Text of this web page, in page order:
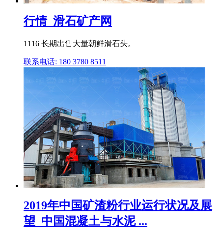
行情_滑石矿产网
1116 长期出售大量朝鲜滑石头。
联系电话: 180 3780 8511
2019年中国矿渣粉行业运行状况及展
望_中国混凝土与水泥 ...